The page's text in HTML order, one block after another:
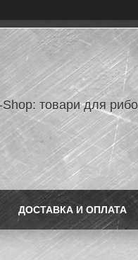
товари для
ДОСТАВКА И ОПЛАТА